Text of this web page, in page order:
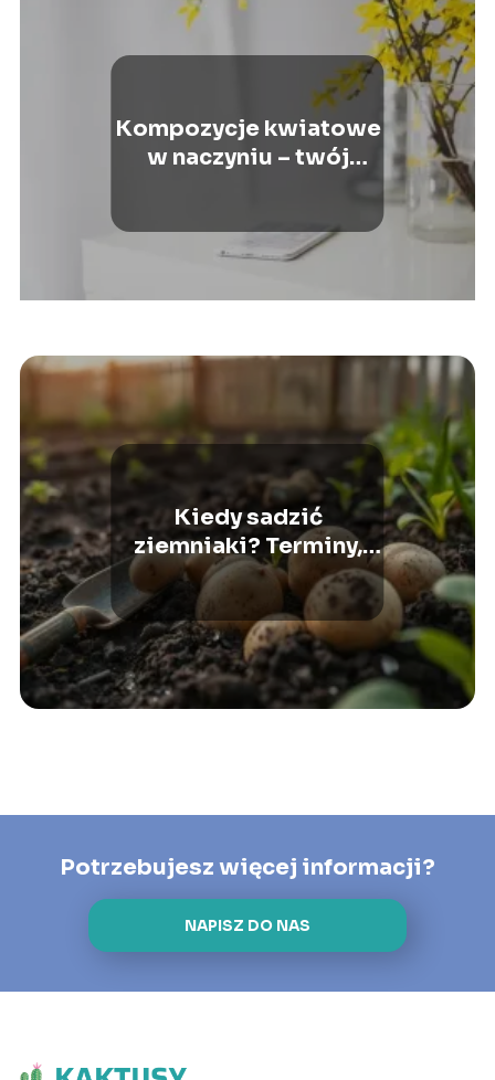
Kompozycje kwiatowe
w naczyniu – twój
Kiedy sadzić
ziemniaki? Terminy,
przygotowanie i
porady
Potrzebujesz więcej informacji?
NAPISZ DO NAS